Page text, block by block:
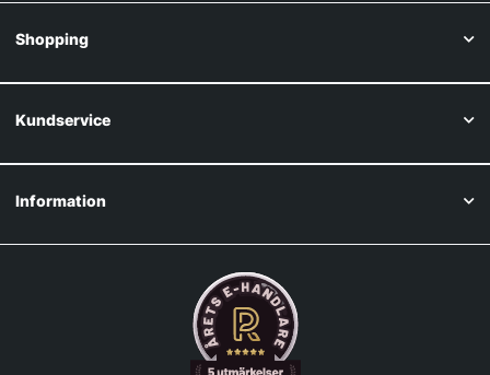
Shopping
Kundservice
Information